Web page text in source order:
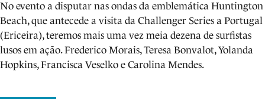
No evento a disputar nas ondas da emblemática Huntington
Beach, que antecede a visita da Challenger Series a Portugal
(Ericeira), teremos mais uma vez meia dezena de surfistas
lusos em ação. Frederico Morais, Teresa Bonvalot, Yolanda
Hopkins, Francisca Veselko e Carolina Mendes.